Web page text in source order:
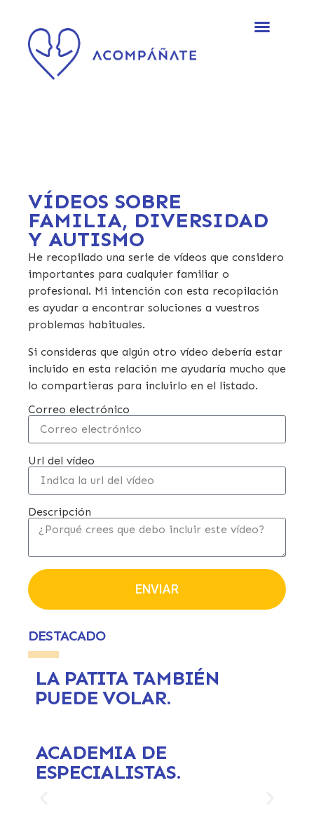
VÍDEOS SOBRE
FAMILIA, DIVERSIDAD
Y AUTISMO
He recopilado una serie de vídeos que considero
importantes para cualquier familiar o
profesional. Mi intención con esta recopilación
es ayudar a encontrar soluciones a vuestros
problemas habituales.
Si consideras que algún otro vídeo debería estar
incluido en esta relación me ayudaría mucho que
lo compartieras para incluirlo en el listado.
Correo electrónico
Url del vídeo
Descripción
ENVIAR
DESTACADO
LA PATITA TAMBIÉN
PUEDE VOLAR.
ACADEMIA DE
ESPECIALISTAS.